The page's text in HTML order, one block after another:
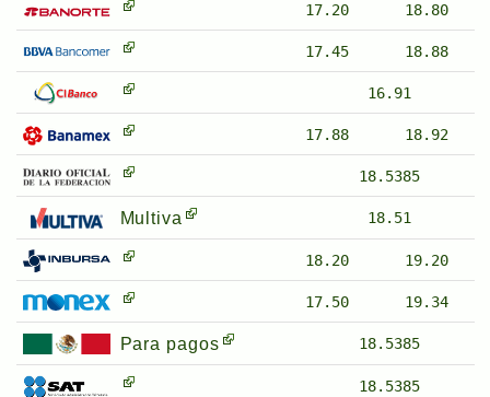
17.20 18.80
17.45 18.88
16.91
17.88 18.92
18.5385
Multiva 18.51
18.20 19.20
17.50 19.34
Para pagos 18.5385
18.5385